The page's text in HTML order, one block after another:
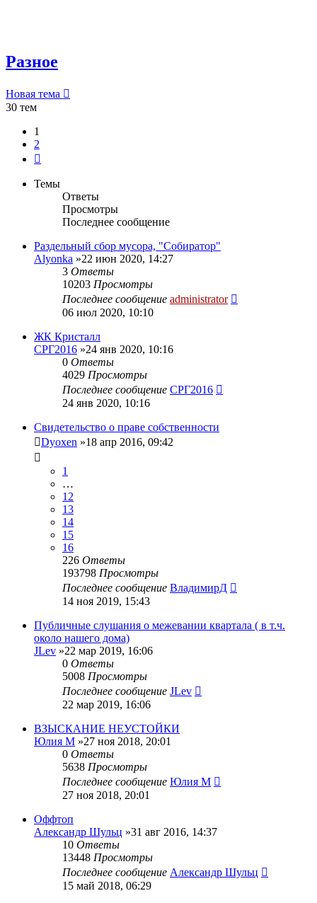
Разное
Новая тема
30 тем
1
2
Темы
Ответы
Просмотры
Последнее сообщение
Раздельный сбор мусора, "Собиратор"
Alyonka »22 июн 2020, 14:27
3 Ответы
10203 Просмотры
Последнее сообщение administrator
06 июл 2020, 10:10
ЖК Кристалл
СРГ2016 »24 янв 2020, 10:16
0 Ответы
4029 Просмотры
Последнее сообщение СРГ2016
24 янв 2020, 10:16
Свидетельство о праве собственности
Dyoxen »18 апр 2016, 09:42
1
…
12
13
14
15
16
226 Ответы
193798 Просмотры
Последнее сообщение ВладимирД
14 ноя 2019, 15:43
Публичные слушания о межевании квартала ( в т.ч.
около нашего дома)
JLev »22 мар 2019, 16:06
0 Ответы
5008 Просмотры
Последнее сообщение JLev
22 мар 2019, 16:06
ВЗЫСКАНИЕ НЕУСТОЙКИ
Юлия М »27 ноя 2018, 20:01
0 Ответы
5638 Просмотры
Последнее сообщение Юлия М
27 ноя 2018, 20:01
Оффтоп
Александр Шульц »31 авг 2016, 14:37
10 Ответы
13448 Просмотры
Последнее сообщение Александр Шульц
15 май 2018, 06:29